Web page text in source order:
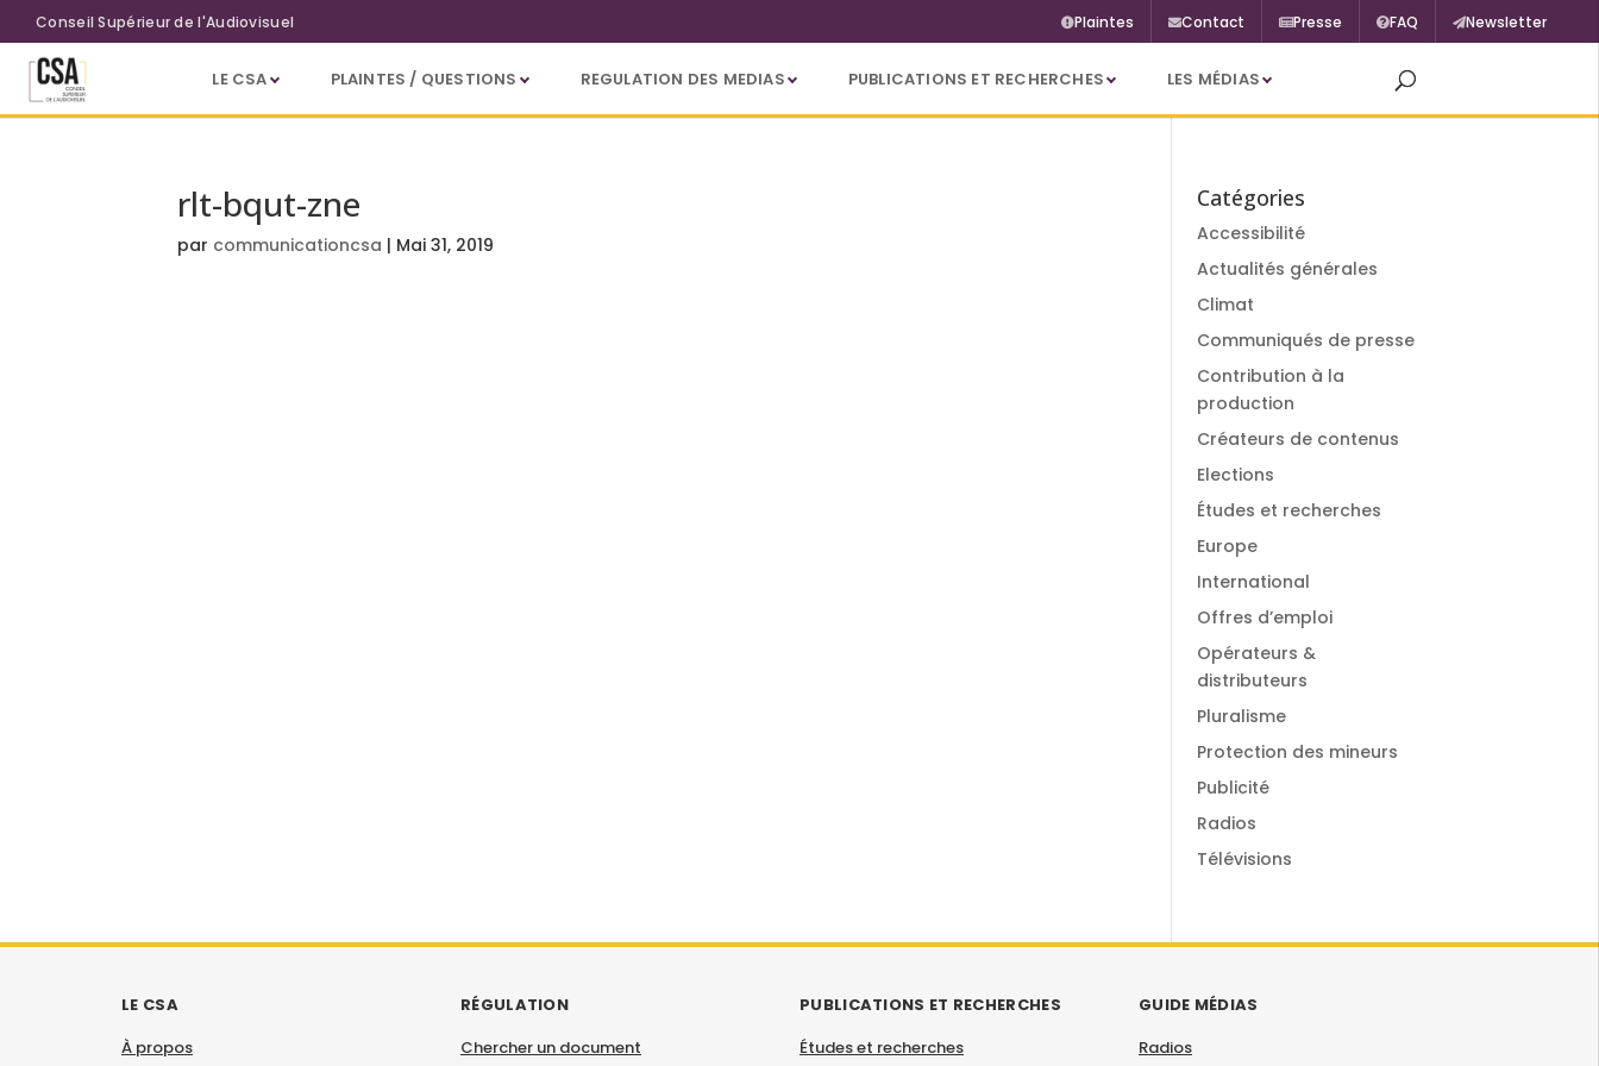
Aller au contenu principal
Conseil Supérieur de l'Audiovisuel Plaintes Contact Presse FAQ Newsletter
LE CSA PLAINTES / QUESTIONS REGULATION DES MEDIAS PUBLICATIONS ET RECHERCHES LES MÉDIAS
rlt-bqut-zne
par communicationcsa | Mai 31, 2019
Catégories
Accessibilité
Actualités générales
Climat
Communiqués de presse
Contribution à la
production
Créateurs de contenus
Elections
Études et recherches
Europe
International
Offres d’emploi
Opérateurs &
distributeurs
Pluralisme
Protection des mineurs
Publicité
Radios
Télévisions
LE CSA
À propos
RÉGULATION
Chercher un document
PUBLICATIONS ET RECHERCHES
Études et recherches
GUIDE MÉDIAS
Radios